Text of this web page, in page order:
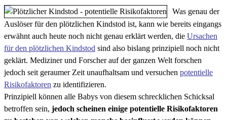
Was genau der
Auslöser für den plötzlichen Kindstod ist, kann wie bereits eingangs
erwähnt auch heute noch nicht genau erklärt werden, die Ursachen
für den plötzlichen Kindstod sind also bislang prinzipiell noch nicht
geklärt. Mediziner und Forscher auf der ganzen Welt forschen
jedoch seit geraumer Zeit unaufhaltsam und versuchen potentielle
Risikofaktoren zu identifizieren.
Prinzipiell können alle Babys von diesem schrecklichen Schicksal
betroffen sein, jedoch scheinen einige potentielle Risikofaktoren